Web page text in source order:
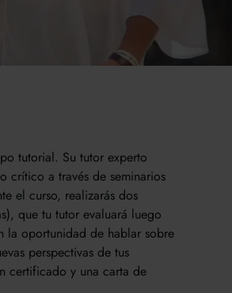
tutorial. Su tutor experto
crítico a través de seminarios
el curso, realizarás dos
que tu tutor evaluará luego
la oportunidad de hablar sobre
perspectivas de tus
certificado y una carta de